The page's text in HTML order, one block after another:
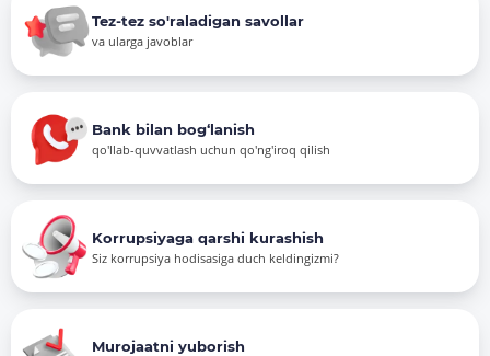
Tez-tez so'raladigan savollar
va ularga javoblar
Bank bilan bog‘lanish
qo'llab-quvvatlash uchun qo'ng'iroq qilish
Korrupsiyaga qarshi kurashish
Siz korrupsiya hodisasiga duch keldingizmi?
Murojaatni yuborish